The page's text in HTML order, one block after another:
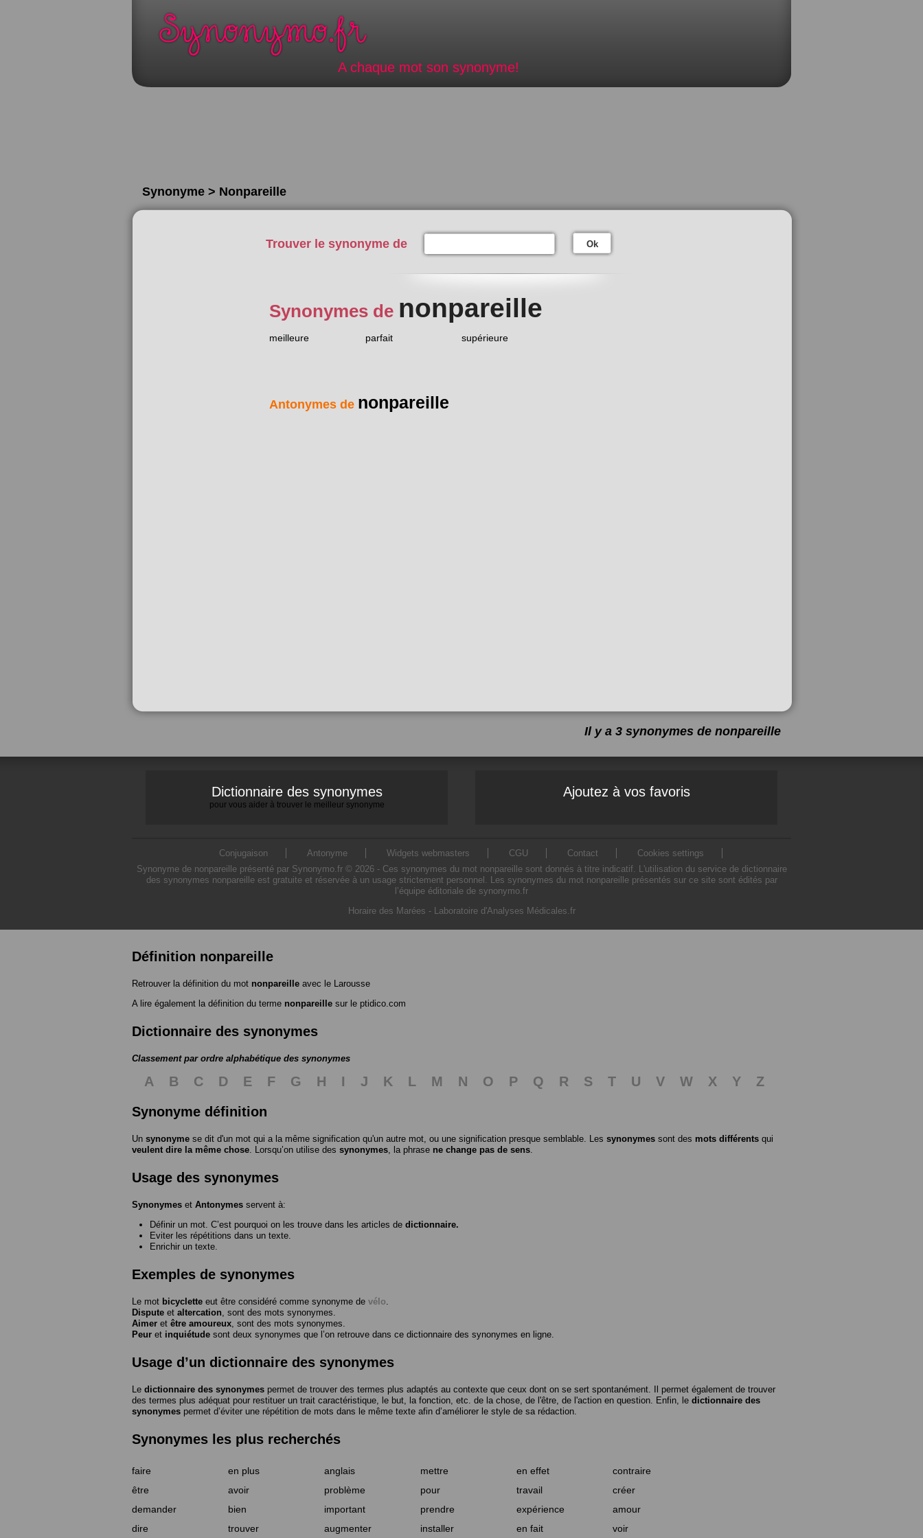
A chaque mot son synonyme!
Synonyme > Nonpareille
Trouver le synonyme de Ok
Synonymes de nonpareille
meilleure parfait supérieure
Antonymes de nonpareille
Il y a 3 synonymes de nonpareille
Dictionnaire des synonymes
pour vous aider à trouver le meilleur synonyme
Ajoutez à vos favoris
Conjugaison Antonyme Widgets webmasters CGU Contact
Cookies settings
Synonyme de nonpareille présenté par Synonymo.fr © 2026 - Ces synonymes du mot nonpareille sont donnés à titre indicatif. L'utilisation du service de dictionnaire
des synonymes nonpareille est gratuite et réservée à un usage strictement personnel. Les synonymes du mot nonpareille présentés sur ce site sont édités par
l’équipe éditoriale de synonymo.fr
Horaire des Marées - Laboratoire d'Analyses Médicales.fr
Définition nonpareille
Retrouver la définition du mot nonpareille avec le Larousse
A lire également la définition du terme nonpareille sur le ptidico.com
Dictionnaire des synonymes
Classement par ordre alphabétique des synonymes
A B C D E F G H I J K L M N O P Q R S T U V W X Y
Z
Synonyme définition
Un synonyme se dit d'un mot qui a la même signification qu'un autre mot, ou une signification presque semblable. Les synonymes sont des mots différents qui
veulent dire la même chose . Lorsqu’on utilise des synonymes , la phrase ne change pas de sens
Usage des synonymes
Synonymes et Antonymes servent à:
Définir un mot. C’est pourquoi on les trouve dans les articles de dictionnaire.
Eviter les répétitions dans un texte.
Enrichir un texte.
Exemples de synonymes
Le mot bicyclette eut être considéré comme synonyme de vélo
Dispute et altercation , sont des mots synonymes.
Aimer et être amoureux , sont des mots synonymes.
Peur et inquiétude sont deux synonymes que l’on retrouve dans ce dictionnaire des synonymes en ligne.
Usage d’un dictionnaire des synonymes
Le dictionnaire des synonymes permet de trouver des termes plus adaptés au contexte que ceux dont on se sert spontanément. Il permet également de trouver
des termes plus adéquat pour restituer un trait caractéristique, le but, la fonction, etc. de la chose, de l'être, de l'action en question. Enfin, le dictionnaire des
synonymes permet d’éviter une répétition de mots dans le même texte afin d’améliorer le style de sa rédaction.
Synonymes les plus recherchés
faire en plus anglais mettre en effet
contraire
être
avoir problème pour travail
créer
demander
bien important prendre expérience
amour
dire
trouver augmenter installer en fait voir